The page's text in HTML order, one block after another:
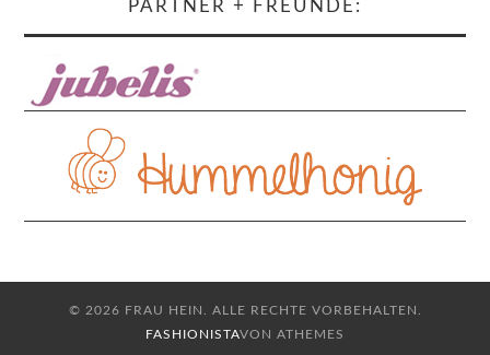
PARTNER + FREUNDE:
© 2026 FRAU HEIN. ALLE RECHTE VORBEHALTEN.
FASHIONISTAVON ATHEMES